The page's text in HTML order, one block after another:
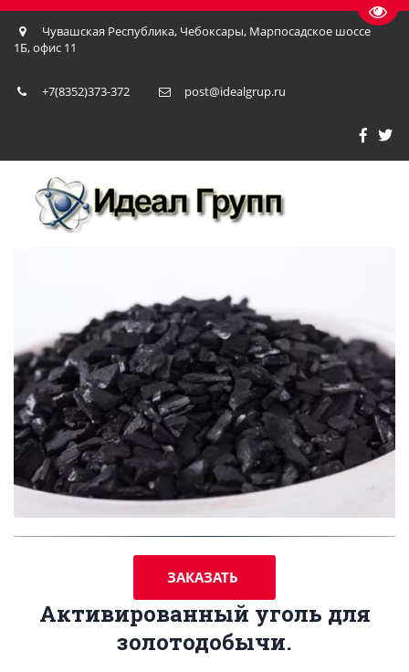
Чувашская Республика, Чебоксары, Марпосадское шоссе
1Б, офис 11
+7(8352)373-372 post@idealgrup.ru
ЗАКАЗАТЬ
Активированный уголь для
золотодобычи.